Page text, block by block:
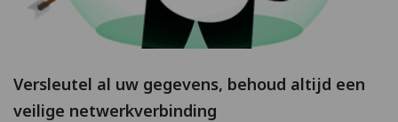
Versleutel al uw gegevens, behoud altijd een
veilige netwerkverbinding